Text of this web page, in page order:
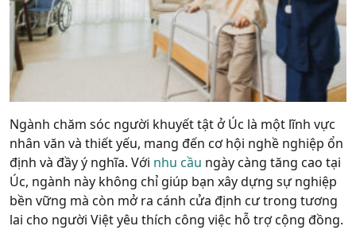
Ngành chăm sóc người khuyết tật ở Úc là một lĩnh vực
nhân văn và thiếtyếu, mang đến cơ hội nghề nghiệp ổn
định và đầyý nghĩa. Với nhu cầu ngàycàng tăng cao tại
Úc, ngành này không chỉ giúp bạn xây dựng sự nghiệp
bền vững mà còn mở ra cánh cửa định cưtrong tương
lai cho người Việtyêu thích công việc hỗ trợ cộng đồng.